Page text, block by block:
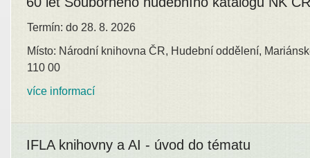
Termín: do 28. 8. 2026
Místo: Národní knihovna ČR, Hudební oddělení,
110 00
více informací
IFLA knihovny a AI - úvod do tématu